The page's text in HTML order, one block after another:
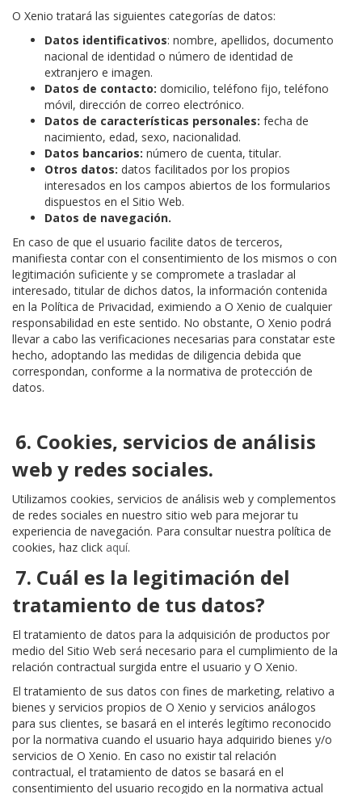
O Xenio tratará las siguientes categorías de datos:
Datos identificativos: nombre, apellidos, documento
nacional de identidad o número de identidad de
extranjero e imagen.
Datos de contacto: domicilio, teléfono fijo, teléfono
móvil, dirección de correo electrónico.
Datos de características personales: fecha de
nacimiento, edad, sexo, nacionalidad.
Datos bancarios: número de cuenta, titular.
Otros datos: datos facilitados por los propios
interesados en los campos abiertos de los formularios
dispuestos en el Sitio Web.
Datos de navegación.
En caso de que el usuario facilite datos de terceros,
manifiesta contar con el consentimiento de los mismos o con
legitimación suficiente y se compromete a trasladar al
interesado, titular de dichos datos, la información contenida
en la Política de Privacidad, eximiendo a O Xenio de cualquier
responsabilidad en este sentido. No obstante, O Xenio podrá
llevar a cabo las verificaciones necesarias para constatar este
hecho, adoptando las medidas de diligencia debida que
correspondan, conforme a la normativa de protección de
datos.
6. Cookies, servicios de análisis
web y redes sociales.
Utilizamos cookies, servicios de análisis web y complementos
de redes sociales en nuestro sitio web para mejorar tu
experiencia de navegación. Para consultar nuestra política de
cookies, haz click aquí.
7. Cuál es la legitimación del
tratamiento de tus datos?
El tratamiento de datos para la adquisición de productos por
medio del Sitio Web será necesario para el cumplimiento de la
relación contractual surgida entre el usuario y O Xenio.
El tratamiento de sus datos con fines de marketing, relativo a
bienes y servicios propios de O Xenio y servicios análogos
para sus clientes, se basará en el interés legítimo reconocido
por la normativa cuando el usuario haya adquirido bienes y/o
servicios de O Xenio. En caso no existir tal relación
contractual, el tratamiento de datos se basará en el
consentimiento del usuario recogido en la normativa actual